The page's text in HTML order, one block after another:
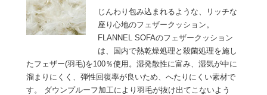
じんわり包み込まれるような、リッチな
座り心地のフェザークッション。
FLANNEL SOFAのフェザークッション
は、国内で熱乾燥処理と殺菌処理を施し
たフェザー(羽毛)を100％使用。湿発散性に富み、湿気が中に
溜まりにくく、弾性回復率が良いため、へたりにくい素材で
す。 ダウンプルーフ加工により羽毛が抜け出てこないよう